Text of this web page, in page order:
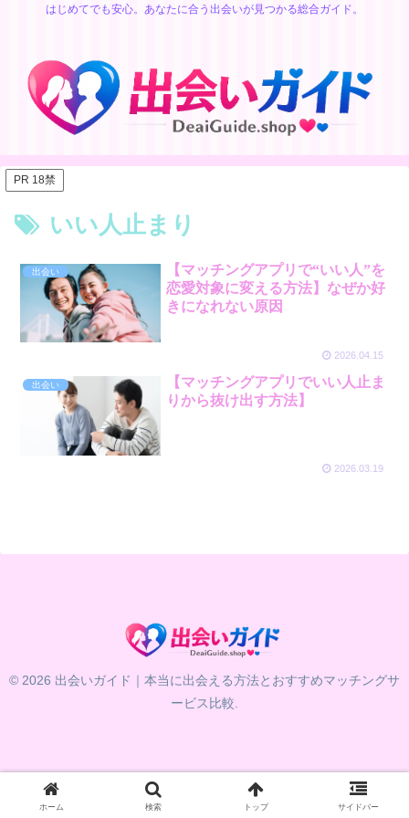
はじめてでも安心。あなたに合う出会いが見つかる総合ガイド。
PR 18禁
いい人止まり
出会い
【マッチングアプリで“いい人”を
恋愛対象に変える方法】なぜか好
きになれない原因
2026.04.15
出会い
【マッチングアプリでいい人止ま
りから抜け出す方法】
2026.03.19
© 2026 出会いガイド｜本当に出会える方法とおすすめマッチングサ
ービス比較.
ホーム 検索 トップ サイドバー